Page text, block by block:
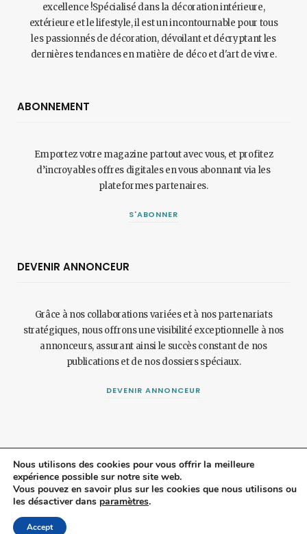
excellence !Spécialisé dans la décoration intérieure,
extérieure et le lifestyle, il est un incontournable pour tous
les passionnés de décoration, dévoilant et décryptant les
dernières tendances en matière de déco et d'art de vivre.
ABONNEMENT
Emportez votre magazine partout avec vous, et profitez
d’incroyables offres digitales en vous abonnant via les
plateformes partenaires.
S'ABONNER
DEVENIR ANNONCEUR
Grâce à nos collaborations variées et à nos partenariats
stratégiques, nous offrons une visibilité exceptionnelle à nos
annonceurs, assurant ainsi le succès constant de nos
publications et de nos dossiers spéciaux.
DEVENIR ANNONCEUR
© 2024 Maisonetjardinmagazine.fr. Mentions légalesetpolitique de
confidentialité
Nous utilisons des cookies pour vous offrir la meilleure
expérience possible sur notre site web.
Vous pouvez en savoir plus sur les cookies que nous utilisons ou
les désactiver dans paramètres.
Accept